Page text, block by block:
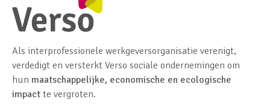
Als interprofessionele werkgeversorganisatie verenigt,
verdedigt en versterkt Verso sociale ondernemingen om
hun maatschappelijke, economische en ecologische
impact te vergroten.